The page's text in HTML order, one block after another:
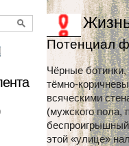
Потенциал
Чёрные
тёмно-
всяческими
(мужского пола,
этой «улице»